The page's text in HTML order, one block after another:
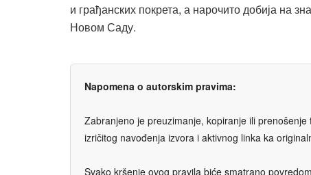
и грађанских покрета, а нарочито добија на
Новом Саду.
Napomena o autorskim pravima:
Zabranjeno je preuzimanje, kopiranje ili
izričitog navođenja izvora i aktivnog linka ka
Svako kršenje ovog pravila biće smatrano